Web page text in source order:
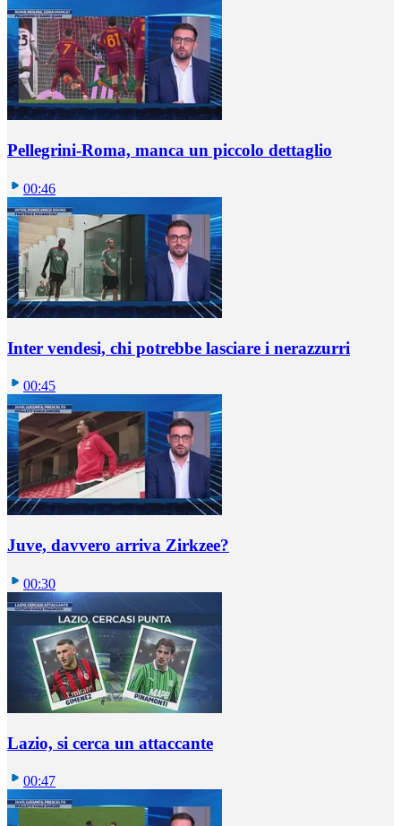
Pellegrini-Roma, manca un piccolo dettaglio
00:46
Inter vendesi, chi potrebbe lasciare i nerazzurri
00:45
Juve, davvero arriva Zirkzee?
00:30
Lazio, si cerca un attaccante
00:47